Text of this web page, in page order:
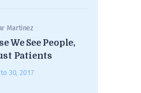
Martinez
We See People,
Patients
30, 2017